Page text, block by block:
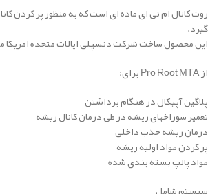
روت کانال ام تی ای ماده ای است که به منظور پر کردن
گیرد.
این محصول ساخت شرکت دنسپلی ایالات متحده امریکا
از Pro Root MTA برای:
پلاگین آپیکال در هنگام برداشتن
تعمیر سوراخهای ریشه در طی درمان کانال ریشه
درمان ریشه جذب داخلی
پر کردن مواد اولیه ریشه
مواد پالپ بسته بندی شده